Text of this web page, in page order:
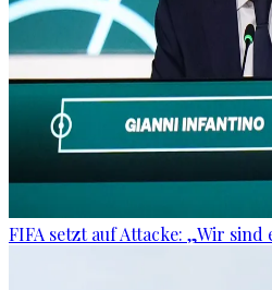
FIFA setzt auf Attacke: „Wir sind